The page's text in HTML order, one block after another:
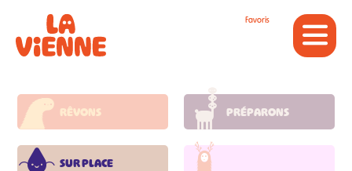
Favoris
RÊVONS PRÉPARONS
SUR PLACE